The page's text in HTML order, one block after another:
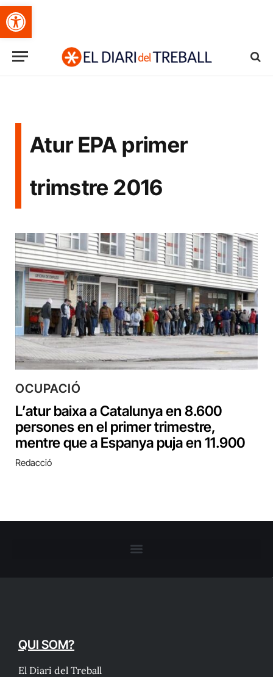
Obre la barra d'eines
Atur EPA primer
trimstre 2016
OCUPACIÓ
L’atur baixa a Catalunya en 8.600
persones en el primer trimestre,
mentre que a Espanya puja en 11.900
Redacció
QUI SOM?
El Diari del Treball